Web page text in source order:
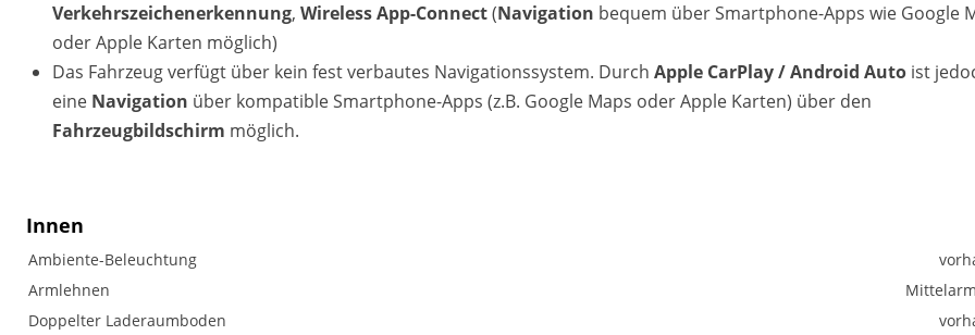
Verkehrszeichenerkennung, Wireless App-Connect(Navigation bequem über Smartphone-Apps wie Google
oder Apple Karten möglich)
Das Fahrzeug verfügt über kein fest verbautes Navigationssystem. Durch Apple CarPlay / Android Auto ist
eine Navigation über kompatible Smartphone-Apps (z.B. Google Maps oder Apple Karten) über den
Fahrzeugbildschirm möglich.
Innen
Ambiente-Beleuchtung
Armlehnen
Doppelter Laderaumboden